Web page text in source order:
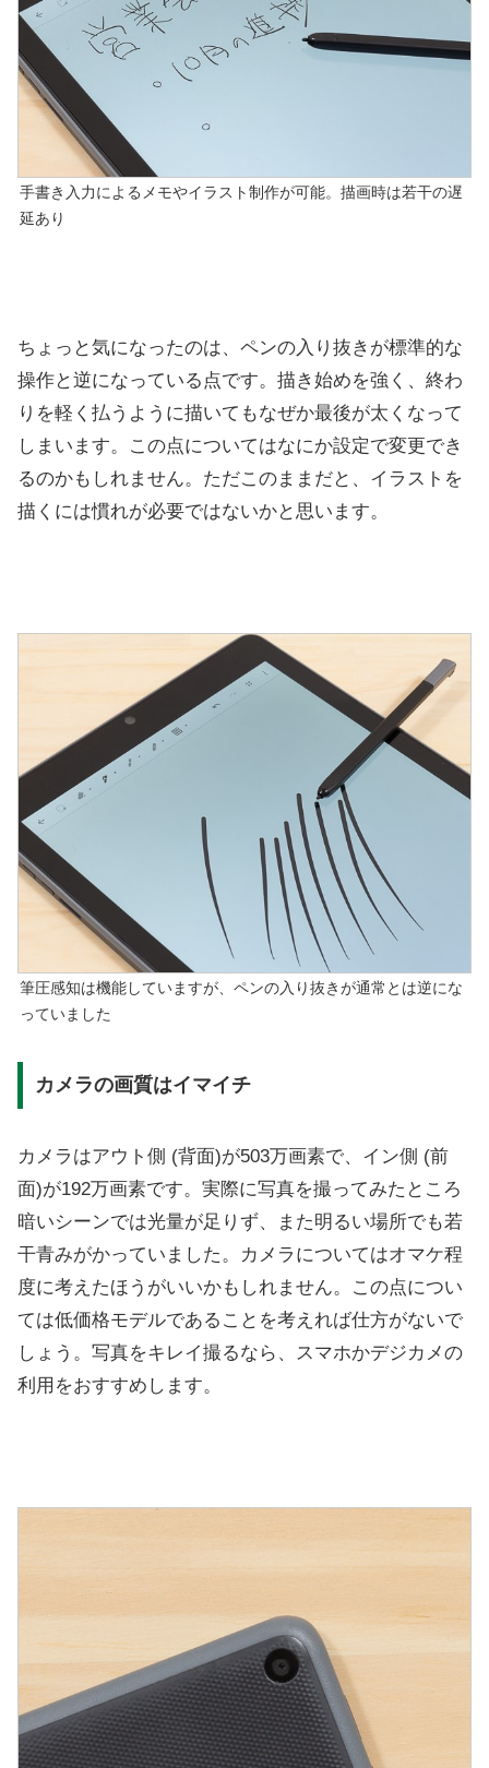
手書き入力によるメモやイラスト制作が可能。描画時は若干の遅
延あり
ちょっと気になったのは、ペンの入り抜きが標準的な
操作と逆になっている点です。描き始めを強く、終わ
りを軽く払うように描いてもなぜか最後が太くなって
しまいます。この点についてはなにか設定で変更でき
るのかもしれません。ただこのままだと、イラストを
描くには慣れが必要ではないかと思います。
筆圧感知は機能していますが、ペンの入り抜きが通常とは逆にな
っていました
カメラの画質はイマイチ
カメラはアウト側 (背面)が503万画素で、イン側 (前
面)が192万画素です。実際に写真を撮ってみたところ
暗いシーンでは光量が足りず、また明るい場所でも若
干青みがかっていました。カメラについてはオマケ程
度に考えたほうがいいかもしれません。この点につい
ては低価格モデルであることを考えれば仕方がないで
しょう。写真をキレイ撮るなら、スマホかデジカメの
利用をおすすめします。